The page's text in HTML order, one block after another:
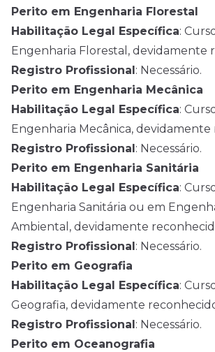
Perito em Engenharia Florestal
Habilitação Legal Específica:
Engenharia Florestal, devidamente
Registro Profissional : Necessário.
Perito em Engenharia Mecânica
Habilitação Legal Específica:
Engenharia Mecânica, devidamente
Registro Profissional : Necessário.
Perito em Engenharia Sanitária
Habilitação Legal Específica:
Engenharia Sanitária ou em
Ambiental, devidamente
Registro Profissional : Necessário.
Perito em Geografia
Habilitação Legal Específica:
Geografia, devidamente
Registro Profissional : Necessário.
Perito em Oceanografia